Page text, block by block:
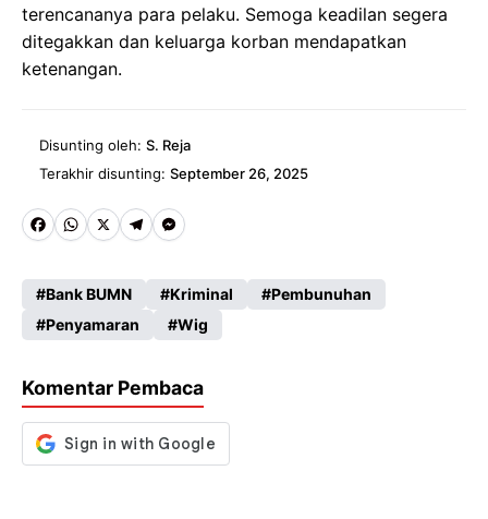
terencananya para pelaku. Semoga keadilan segera
ditegakkan dan keluarga korban mendapatkan
ketenangan.
Disunting oleh: S. Reja
Terakhir disunting: September 26, 2025
Fa
b
o
k
W
ts
A
p
X
Te
gr
a
M
se
n
er
Bank BUMN Kriminal
Pembunuhan
Penyamaran
Wig
Komentar Pembaca